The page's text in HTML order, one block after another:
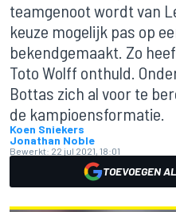
teamgenoot wordt van
keuze mogelijk pas op
bekendgemaakt. Zo
Toto Wolff onthuld.
Bottas zich al voor te
de kampioensformatie.
Koen Sniekers
Jonathan Noble
Bewerkt: 22 jul 2021, 18:01
TOEVOEGEN